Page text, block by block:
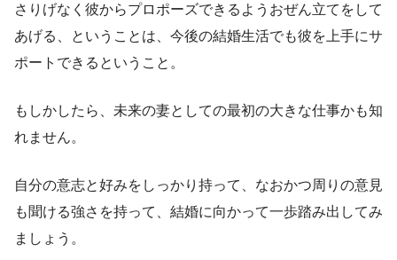
さりげなく彼からプロポーズできるようおぜん立てをして
あげる、ということは、今後の結婚生活でも彼を上手にサ
ポートできるということ。
もしかしたら、未来の妻としての最初の大きな仕事かも知
れません。
自分の意志と好みをしっかり持って、なおかつ周りの意見
も聞ける強さを持って、結婚に向かって一歩踏み出してみ
ましょう。